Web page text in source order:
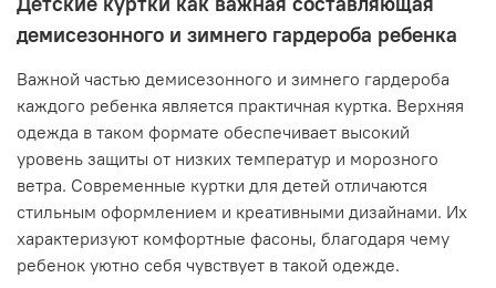
демисезонного и зимнего гардероба ребенка
Важной частью демисезонного и зимнего гардероба
каждого ребенка является практичная куртка. Верхняя
одежда в таком формате обеспечивает высокий
уровень защиты от низких температур и морозного
ветра. Современные куртки для детей отличаются
стильным оформлением и креативными дизайнами. Их
характеризуют комфортные фасоны, благодаря чему
ребенок уютно себя чувствует в такой одежде.